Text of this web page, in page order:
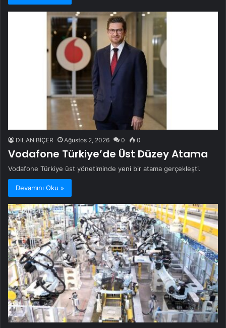
DİLAN BİÇER Ağustos 2, 2026 0 0
Vodafone Türkiye’de Üst Düzey Atama
Vodafone Türkiye üst yönetiminde yeni bir atama gerçekleşti.
Devamını Oku »